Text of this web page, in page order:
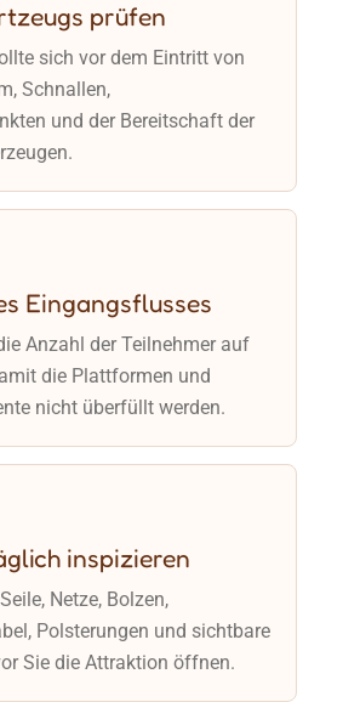
prüfen
sich vor dem Eintritt von
Schnallen,
und der Bereitschaft der
Eingangsflusses
Anzahl der Teilnehmer auf
die Plattformen und
nicht überfüllt werden.
inspizieren
Netze, Bolzen,
Polsterungen und sichtbare
Sie die Attraktion öffnen.